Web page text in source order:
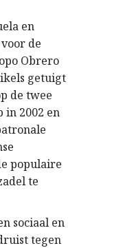
en
de
Obrero
getuigt
de twee
in 2002 en
populaire
te
sociaal en
tegen